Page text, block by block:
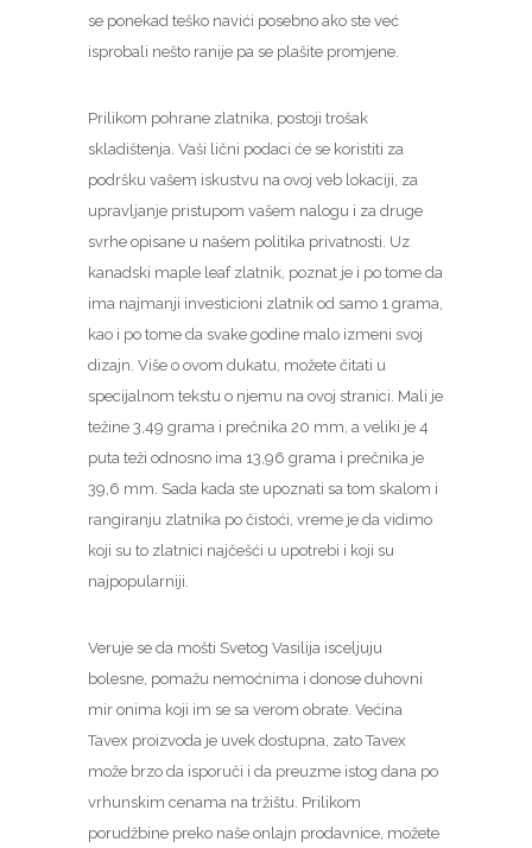
se ponekad teško navići posebno ako ste već
isprobali nešto ranije pa se plašite promjene.
Prilikom pohrane zlatnika, postoji trošak
skladištenja. Vaši lični podaci će se koristiti za
podršku vašem iskustvu na ovoj veb lokaciji, za
upravljanje pristupom vašem nalogu i za druge
svrhe opisane u našem politika privatnosti. Uz
kanadski maple leaf zlatnik, poznat je i po tome da
ima najmanji investicioni zlatnik od samo 1 grama,
kao i po tome da svake godine malo izmeni svoj
dizajn. Više o ovom dukatu, možete čitati u
specijalnom tekstu o njemu na ovoj stranici. Mali je
težine 3,49 grama i prečnika 20 mm, a veliki je 4
puta teži odnosno ima 13,96 grama i prečnika je
39,6 mm. Sada kada ste upoznati sa tom skalom i
rangiranju zlatnika po čistoći, vreme je da vidimo
koji su to zlatnici najčešći u upotrebi i koji su
najpopularniji.
Veruje se da mošti Svetog Vasilija isceljuju
bolesne, pomažu nemoćnima i donose duhovni
mir onima koji im se sa verom obrate. Većina
Tavex proizvoda je uvek dostupna, zato Tavex
može brzo da isporuči i da preuzme istog dana po
vrhunskim cenama na tržištu. Prilikom
porudžbine preko naše onlajn prodavnice, možete